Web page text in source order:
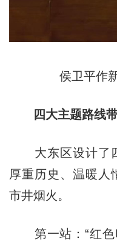
侯卫平作
四大主题路线带
大东区设计了四
厚重历史、温暖人
市井烟火。
第一站：“红色